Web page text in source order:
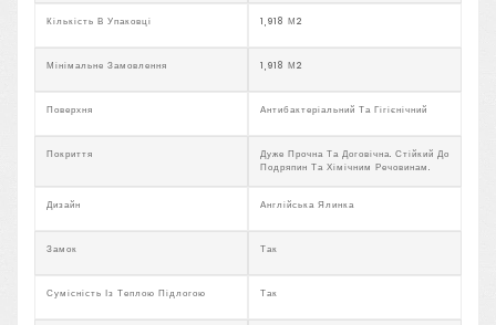
Кількість В Упаковці 1,918 М2
Мінімальне Замовлення 1,918 М2
Поверхня Антибактеріальний Та Гігієнічний
Покриття
Дуже Прочна Та Договічна. Стійкий До
Подряпин Та Хімічним Речовинам.
Дизайн Англійська Ялинка
Замок Так
Сумісність Із Теплою Підлогою Так